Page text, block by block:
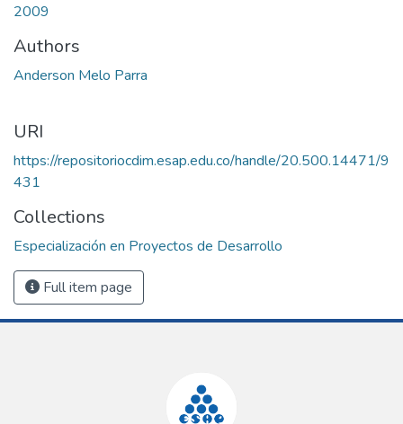
2009
Authors
Anderson Melo Parra
URI
https://repositoriocdim.esap.edu.co/handle/20.500.14471/9
431
Collections
Especialización en Proyectos de Desarrollo
Full item page